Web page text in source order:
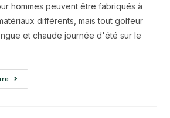
hommes peuvent être fabriqués à
différents, mais tout golfeur
et chaude journée d'été sur le